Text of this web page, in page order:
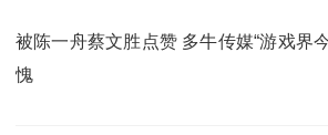
被陈一舟蔡文胜点赞 多牛传媒“游戏界
愧